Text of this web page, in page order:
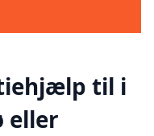
til i
eller